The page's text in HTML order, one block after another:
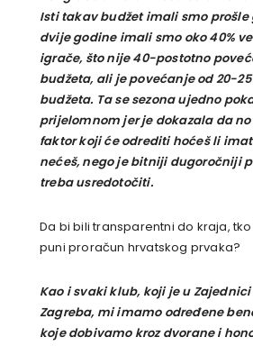
Isti takav budžet imali smo prošle
dvije godine imali smo oko 40%
igrače, što nije 40-postotno
budžeta, ali je povećanje od 20-
budžeta. Ta se sezona ujedno
prijelomnom jer je dokazala da
faktor koji će odrediti hoćeš li
nećeš, nego je bitniji dugoročniji
treba usredotočiti.
Da bi bili transparentni do kraja,
puni proračun hrvatskog prvaka?
Kao i svaki klub, koji je u
Zagreba, mi imamo određene
koje dobivamo kroz dvorane i